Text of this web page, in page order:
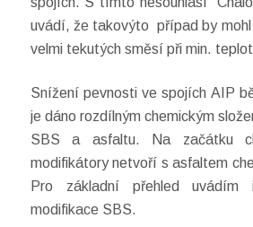
uvádí, že takovýto případ by mohl
velmi tekutých směsí při min.
Snížení pevnosti ve spojích AIP
je dáno rozdílným chemickým
SBS a asfaltu. Na začátku
modifikátory netvoří s asfaltem
Pro základní přehled uvádím
modifikace SBS.